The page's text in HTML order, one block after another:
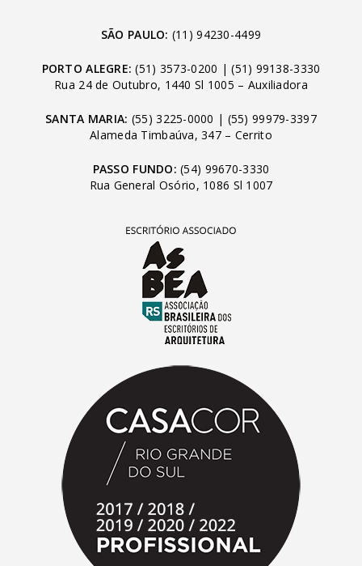
SÃO PAULO: (11) 94230-4499
PORTO ALEGRE: (51) 3573-0200 |(51) 99138-3330
Rua 24 de Outubro, 1440 Sl 1005 – Auxiliadora
SANTA MARIA: (55) 3225-0000 | (55) 99979-3397
Alameda Timbaúva, 347 – Cerrito
PASSO FUNDO: (54) 99670-3330
Rua General Osório, 1086 Sl 1007